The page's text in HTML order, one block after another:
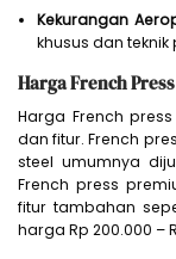
Kekurangan
khusus dan
Harga French Press
Harga French
dan fitur. French
steel umumnya
French press
fitur tambahan
harga Rp 200.000 –